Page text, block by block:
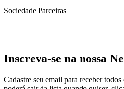
Sociedade Parceiras
Inscreva-se na nossa
Cadastre seu email para receber